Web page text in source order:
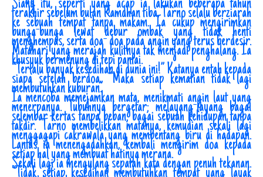
Siang itu, seperti yang acap ia lakukan beberapa tahun
terakhir sebelum bulan Ramdhan tiba, Tarno selalu berziarah
ke sebuah tempat tanpa makam. Ia cukup mengirimkan
bunga-bunga lewat debur ombak yang tidak henti
menghempas, serta doa- doa pada angin yang terus berdesir.
Matahari yang merajah kulitnya tak menjadi penghalang. Ia
khusyuk bermenung di tepi pantai.
“Terlalu banyak kesedihan di dunia ini!” Katanya entah kepada
siapa setelah berdoa. “Maka setiap kematian tidak lagi
membutuhkan kuburan.”
Ia mencoba memejamkan mata, menikmati angin laut yang
menerpanya. Tubuhnya bergetar; melayang-layang bagai
selembar kertas tanpa beban; bagai sebuah kehidupan tanpa
takdir. Tarno membelikkan matanya, kemudian sekali lagi
menggagapi cakrawala yang membentang biru di hadapan.
Lantas ia menengadahkan, kembali mengirim doa kepada
setiap hal yang membuat hatinya merana.
Sekali lagi ia mengulang sepatah kata dengan penuh tekanan.